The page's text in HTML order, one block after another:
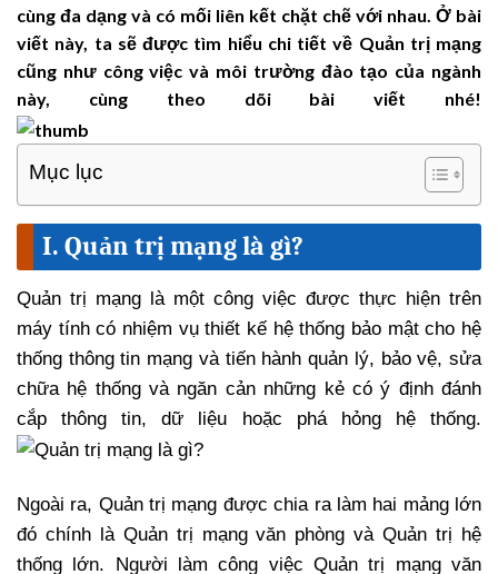
cùng đa dạng và có mối liên kết chặt chẽ với nhau. Ở bài
viết này, ta sẽ được tìm hiểu chi tiết về Quản trị mạng
cũng như công việc và môi trường đào tạo của ngành
này, cùng theo dõi bài viết nhé!
Mục lục
I. Quản trị mạng là gì?
Quản trị mạng là một công việc được thực hiện trên
máy tính có nhiệm vụ thiết kế hệ thống bảo mật cho hệ
thống thông tin mạng và tiến hành quản lý, bảo vệ, sửa
chữa hệ thống và ngăn cản những kẻ có ý định đánh
cắp thông tin, dữ liệu hoặc phá hỏng hệ thống.
Ngoài ra, Quản trị mạng được chia ra làm hai mảng lớn
đó chính là Quản trị mạng văn phòng và Quản trị hệ
thống lớn. Người làm công việc Quản trị mạng văn